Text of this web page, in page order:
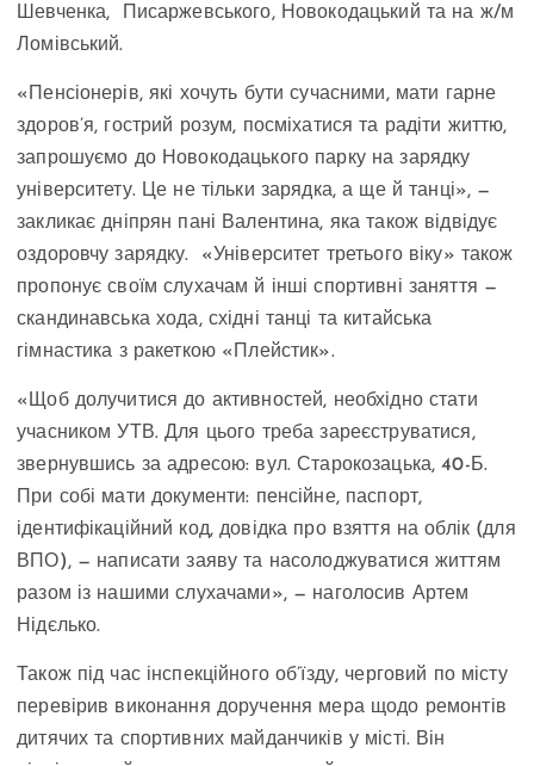
Шевченка, Писаржевського, Новокодацький та на ж/м
Ломівський.
«Пенсіонерів, які хочуть бути сучасними, мати гарне
здоров’я, гострий розум, посміхатися та радіти життю,
запрошуємо до Новокодацького парку на зарядку
університету. Це не тільки зарядка, а ще й танці», —
закликає дніпрян пані Валентина, яка також відвідує
оздоровчу зарядку. «Університет третього віку» також
пропонує своїм слухачам й інші спортивні заняття —
скандинавська хода, східні танці та китайська
гімнастика з ракеткою «Плейстик».
«Щоб долучитися до активностей, необхідно стати
учасником УТВ. Для цього треба зареєструватися,
звернувшись за адресою: вул. Старокозацька, 40-Б.
При собі мати документи: пенсійне, паспорт,
ідентифікаційний код, довідка про взяття на облік (для
ВПО), — написати заяву та насолоджуватися життям
разом із нашими слухачами», — наголосив Артем
Нідєлько.
Також під час інспекційного об’їзду, черговий по місту
перевірив виконання доручення мера щодо ремонтів
дитячих та спортивних майданчиків у місті. Він